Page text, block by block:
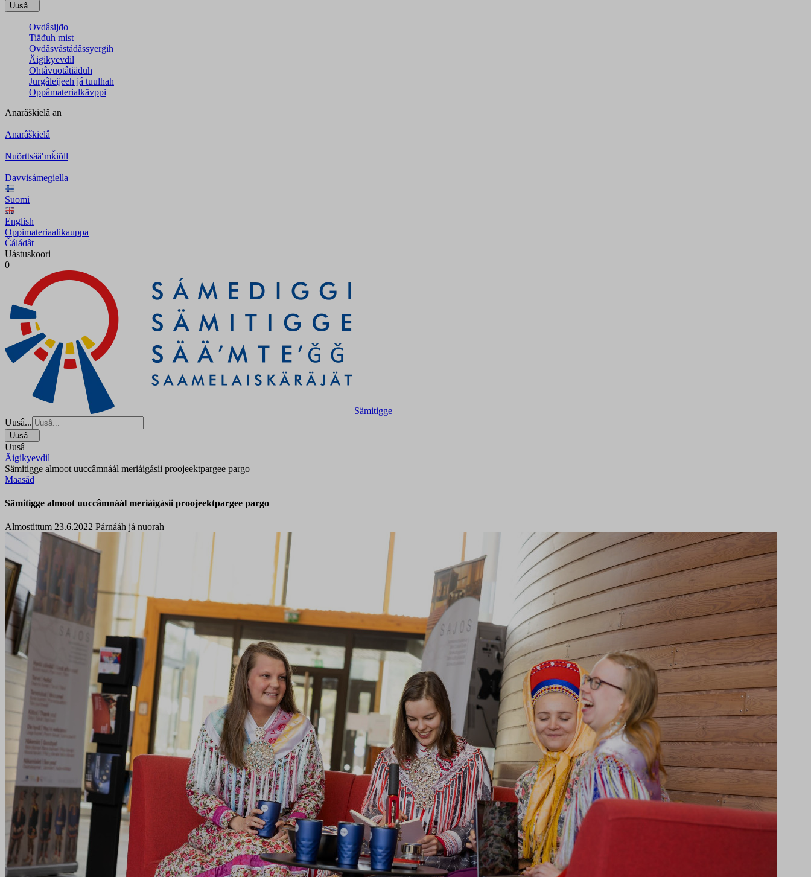
Uusâ...
Ovdâsijđo
Tiäđuh mist
Ovdâsvástádâssyergih
Äigikyevdil
Ohtâvuotâtiäđuh
Jurgâleijeeh já tuulhah
Oppâmaterialkävppi
Anarâškielâ an
Anarâškielâ
Nuõrttsääʹmǩiõll
Davvisámegiella
Suomi
English
Oppimateriaalikauppa
Čáládât
Uástuskoori
0
Sämitigge
Uusâ...
Uusâ...
Uusâ
Äigikyevdil
Sämitigge almoot uuccâmnáál meriáigásii proojeektpargee pargo
Maasâd
Sämitigge almoot uuccâmnáál meriáigásii proojeektpargee pargo
Almostittum 23.6.2022 Párnááh já nuorah